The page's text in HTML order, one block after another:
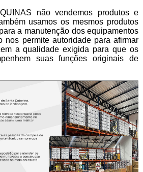
não vendemos produtos e
usamos os mesmos produtos
a manutenção dos equipamentos
nos permite autoridade para afirmar
a qualidade exigida para que os
suas funções originais de